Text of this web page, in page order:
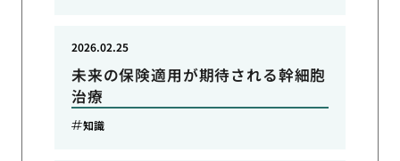
未来の保険適用が期待される幹細胞
治療
2026.02.25
知識